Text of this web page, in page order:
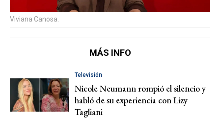
Viviana Canosa.
MÁS INFO
Televisión
Nicole Neumann rompió el silencio y
habló de su experiencia con Lizy
Tagliani